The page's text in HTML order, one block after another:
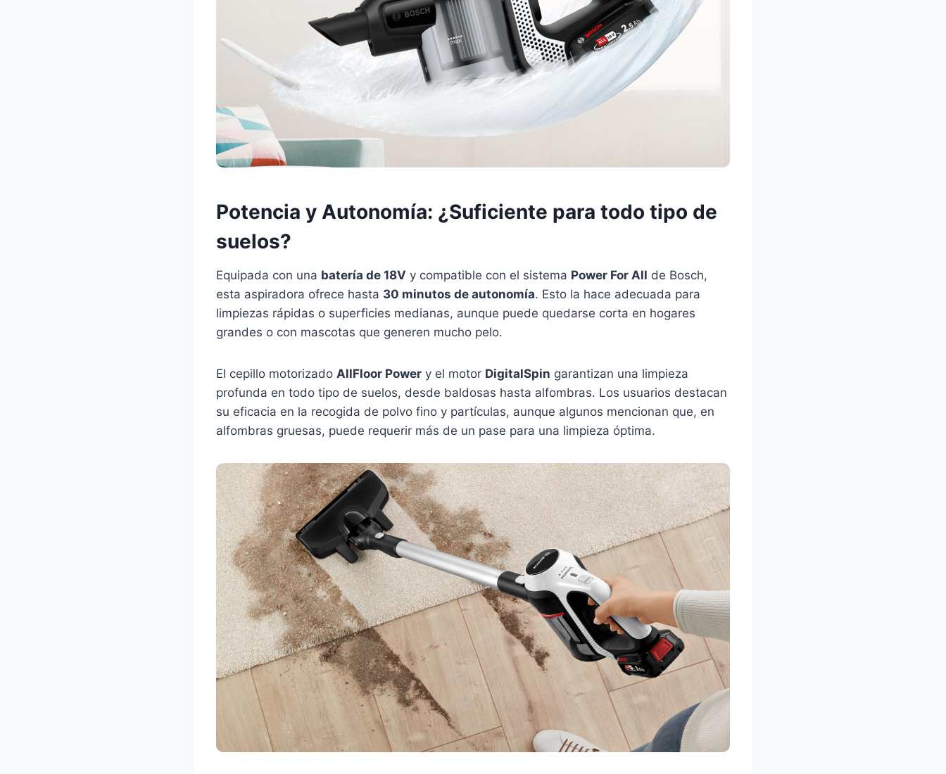
Potencia y Autonomía: ¿Suficiente para todo tipo de
suelos?
Equipada con una batería de 18V y compatible con el sistema Power For All de Bosch,
esta aspiradora ofrece hasta 30 minutos de autonomía. Esto la hace adecuada para
limpiezas rápidas o superficies medianas, aunque puede quedarse corta en hogares
grandes o con mascotas que generen mucho pelo.
El cepillo motorizado AllFloor Power y el motor DigitalSpin garantizan una limpieza
profunda en todo tipo de suelos, desde baldosas hasta alfombras. Los usuarios destacan
su eficacia en la recogida de polvo fino y partículas, aunque algunos mencionan que, en
alfombras gruesas, puede requerir más de un pase para una limpieza óptima.